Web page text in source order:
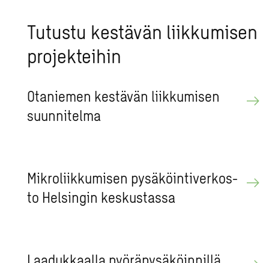
Tu­tus­tu kes­tä­vän liik­ku­mi­sen
pro­jek­tei­hin
Ota­nie­men kes­tä­vän liik­ku­mi­sen
suun­ni­tel­ma
Mik­ro­liik­ku­mi­sen py­sä­köin­ti­ver­kos­
to Hel­sin­gin kes­kus­tas­sa